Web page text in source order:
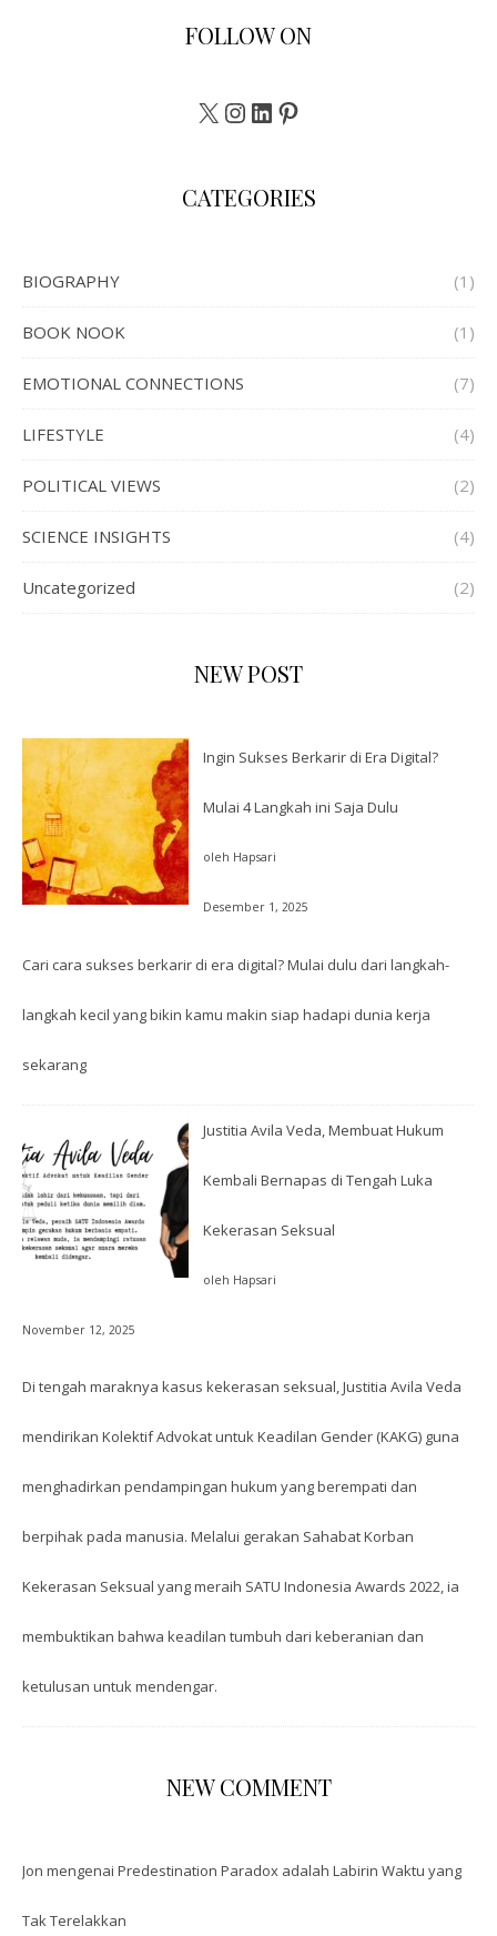
FOLLOW ON
X Instagram
LinkedInPinterest
CATEGORIES
BIOGRAPHY (1)
BOOK NOOK (1)
EMOTIONAL CONNECTIONS (7)
LIFESTYLE (4)
POLITICAL VIEWS (2)
SCIENCE INSIGHTS (4)
Uncategorized (2)
NEW POST
Ingin Sukses Berkarir di Era Digital?
Mulai 4 Langkah ini Saja Dulu
oleh Hapsari
Desember 1, 2025
Cari cara sukses berkarir di era digital? Mulai dulu dari langkah-
langkah kecil yang bikin kamu makin siap hadapi dunia kerja
sekarang
Justitia Avila Veda, Membuat Hukum
Kembali Bernapas di Tengah Luka
Kekerasan Seksual
oleh Hapsari
November 12, 2025
Di tengah maraknya kasus kekerasan seksual, Justitia Avila Veda
mendirikan Kolektif Advokat untuk Keadilan Gender (KAKG) guna
menghadirkan pendampingan hukum yang berempati dan
berpihak pada manusia. Melalui gerakan Sahabat Korban
Kekerasan Seksual yang meraih SATU Indonesia Awards 2022, ia
membuktikan bahwa keadilan tumbuh dari keberanian dan
ketulusan untuk mendengar.
NEW COMMENT
Jon mengenai Predestination Paradox adalah Labirin Waktu yang
Tak Terelakkan